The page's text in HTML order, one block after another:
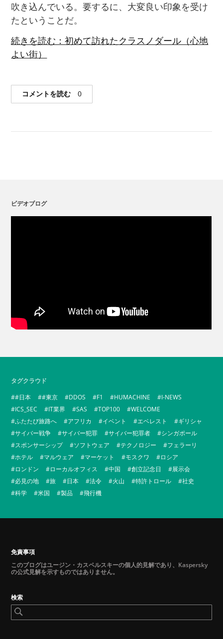
吹き込んでいる。要するに、大変良い印象を受け
たということだ。
続きを読む：初めて訪れたクラスノダール（心地
よい街）
コメントを読む 0
ビデオブログ
タグクラウド
#日本
#東京 DDOS F1 HUMACHINE
I-NEWS
ICS_SEC
IT業界 SAS TOP100
WELCOME
ふたたび旅路へ
アフリカ イベント エベレスト
ギリシャ
サイバー戦争
サイバー犯罪 サイバー犯罪者
シンガポール
スポンサーシップ
ソフトウェア テクノロジー
フェラーリ
ホテル
マルウェア マーケット モスクワ
ロシア
ロンドン
ローカルオフィス 中国 創立記念日
展示会
必見の地
旅 日本 法令 火山 特許トロール
社史
科学
米国 製品 飛行機
免責事項
このブログはユージン・カスペルスキーの個人的見解であり、Kaspersky
の公式見解を示すものではありません。
検索